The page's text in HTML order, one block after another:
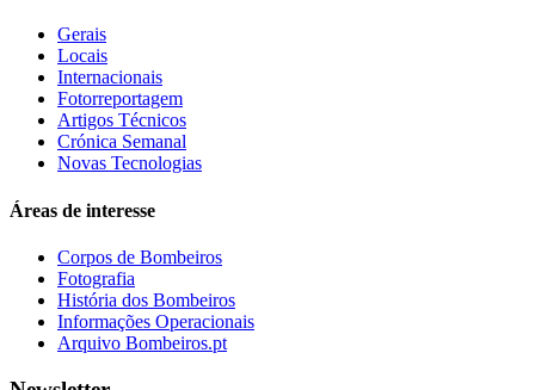
Gerais
Locais
Internacionais
Fotorreportagem
Artigos Técnicos
Crónica Semanal
Novas Tecnologias
Áreas de interesse
Corpos de Bombeiros
Fotografia
História dos Bombeiros
Informações Operacionais
Arquivo Bombeiros.pt